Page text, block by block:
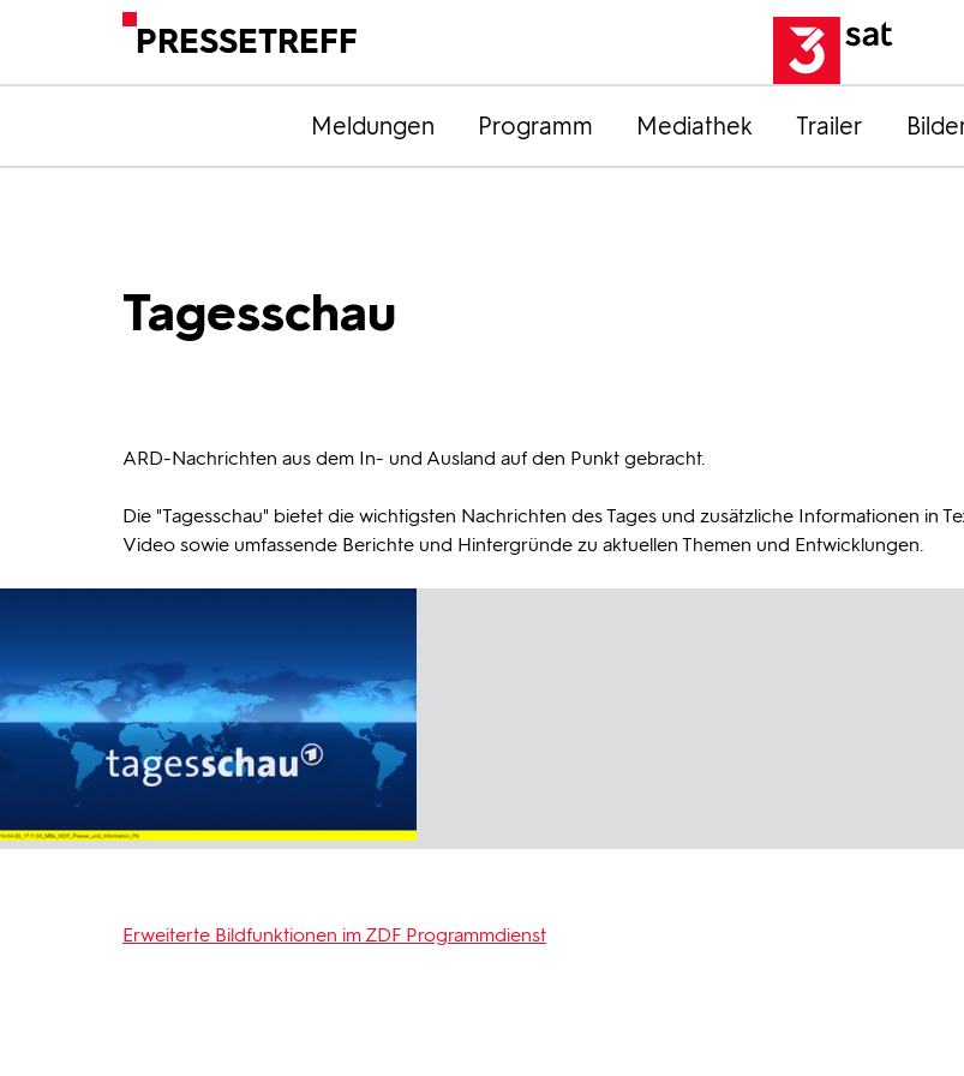
PRESSETREFF
Meldungen Programm Mediathek Trailer
Tagesschau
ARD-Nachrichten aus dem In- und Ausland auf den Punkt gebracht.
Die "Tagesschau" bietet die wichtigsten Nachrichten des Tages und zusätzliche Informationen in
Video sowie umfassende Berichte und Hintergründe zu aktuellen Themen und Entwicklungen.
Erweiterte Bildfunktionen im ZDF Programmdienst